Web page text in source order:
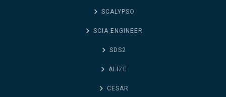
SCALYPSO
SCIA ENGINEER
SDS2
ALIZE
CESAR